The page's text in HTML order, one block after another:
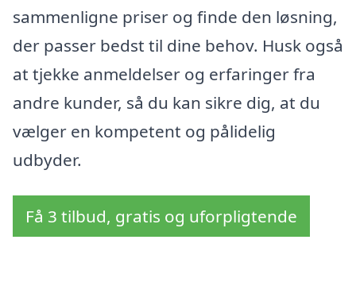
sammenligne priser og finde den løsning,
der passer bedst til dine behov. Husk også
at tjekke anmeldelser og erfaringer fra
andre kunder, så du kan sikre dig, at du
vælger en kompetent og pålidelig
udbyder.
Få 3 tilbud, gratis og uforpligtende